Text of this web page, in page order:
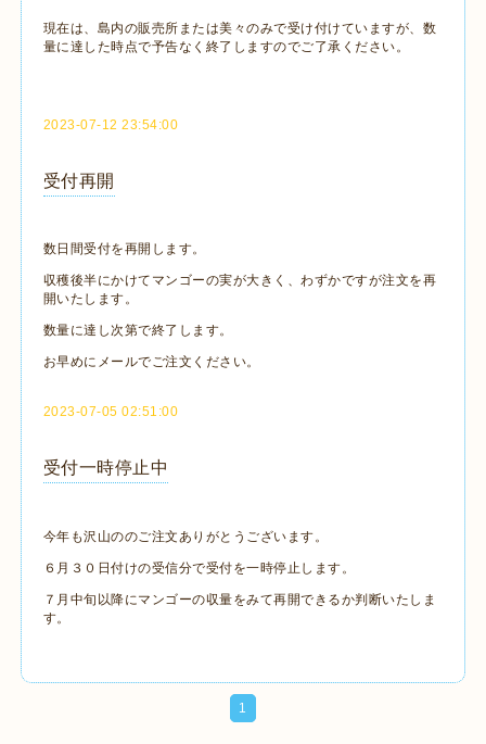
現在は、島内の販売所または美々のみで受け付けていますが、数
量に達した時点で予告なく終了しますのでご了承ください。
2023-07-12 23:54:00
受付再開
数日間受付を再開します。
収穫後半にかけてマンゴーの実が大きく、わずかですが注文を再
開いたします。
数量に達し次第で終了します。
お早めにメールでご注文ください。
2023-07-05 02:51:00
受付一時停止中
今年も沢山ののご注文ありがとうございます。
６月３０日付けの受信分で受付を一時停止します。
７月中旬以降にマンゴーの収量をみて再開できるか判断いたしま
す。
1